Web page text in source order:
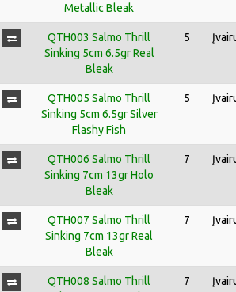
Metallic Bleak
QTH003 Salmo Thrill
Sinking 5cm 6.5gr Real
Bleak
5
QTH005 Salmo Thrill
Sinking 5cm 6.5gr Silver
Flashy Fish
5
QTH006 Salmo Thrill
Sinking 7cm 13gr Holo
Bleak
7
QTH007 Salmo Thrill
Sinking 7cm 13gr Real
Bleak
7
QTH008 Salmo Thrill
7